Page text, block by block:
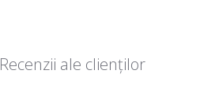
Recenzii ale clienților